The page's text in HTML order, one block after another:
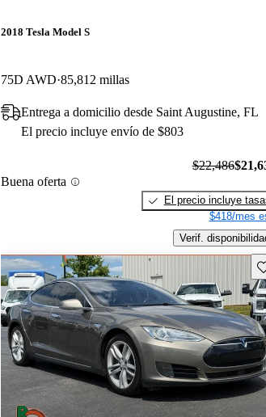
2018 Tesla Model S
75D AWD 85,812 millas
Entrega a domicilio desde Saint Augustine, FL
El precio incluye envío de $803
Buena oferta
$22,486
El precio incluye
$418/mes
Verif.